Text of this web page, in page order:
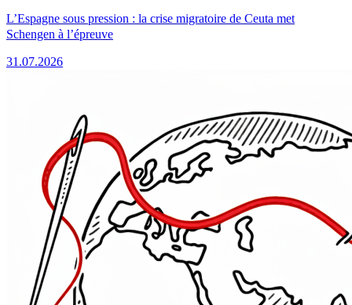
L’Espagne sous pression : la crise migratoire de Ceuta met
Schengen à l’épreuve
31.07.2026